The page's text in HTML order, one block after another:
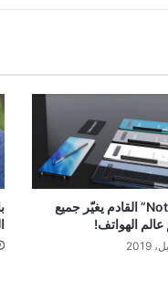
“Note-10” القادم يغيّر جميع
عالم الهواتف!